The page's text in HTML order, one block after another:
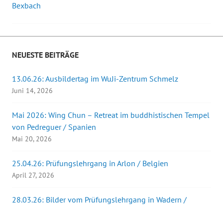
Navigation
Bexbach
NEUESTE BEITRÄGE
13.06.26: Ausbildertag im WuJi-Zentrum Schmelz
Juni 14, 2026
Mai 2026: Wing Chun – Retreat im buddhistischen Tempel
von Pedreguer / Spanien
Mai 20, 2026
25.04.26: Prüfungslehrgang in Arlon / Belgien
April 27, 2026
28.03.26: Bilder vom Prüfungslehrgang in Wadern /